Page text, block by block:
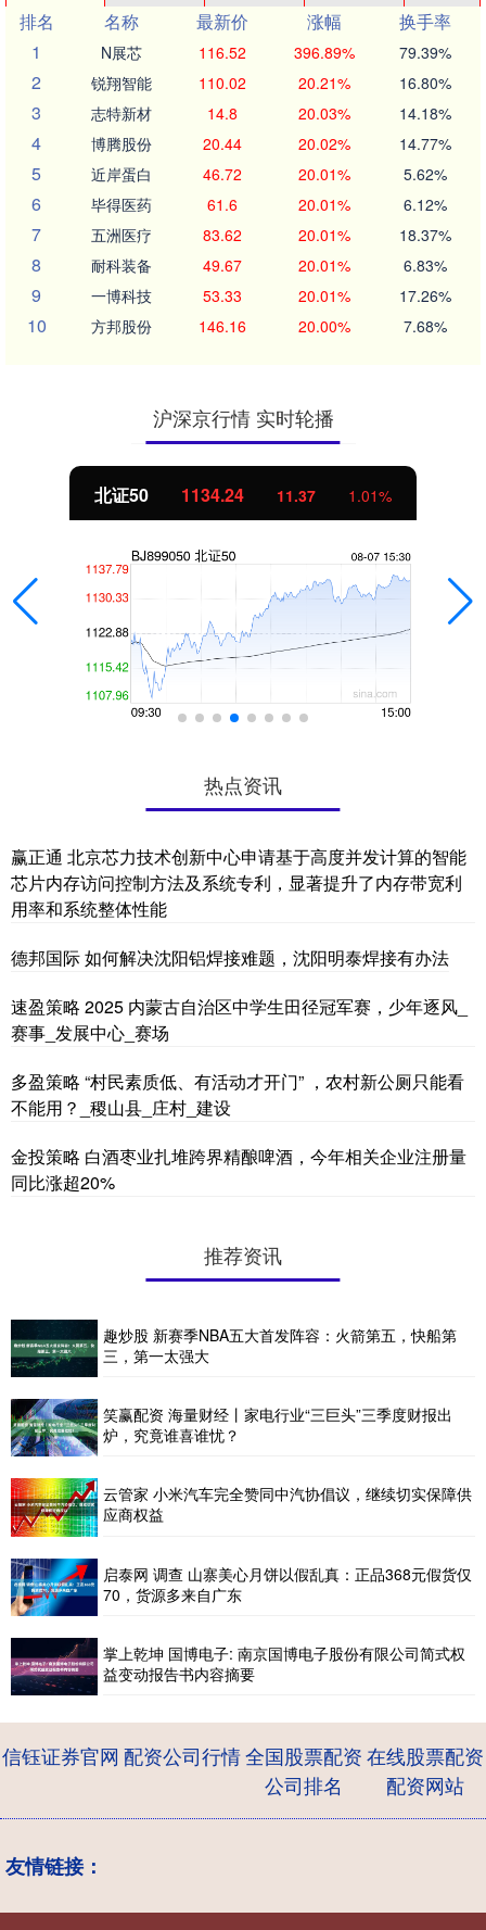
排名
名称 最新价 涨幅
换手率
1
N展芯 116.52 396.89% 79.39%
2 锐翔智能 110.02 20.21% 16.80%
3 志特新材 14.8 20.03% 14.18%
4 博腾股份 20.44 20.02% 14.77%
5 近岸蛋白 46.72 20.01% 5.62%
6 毕得医药 61.6 20.01% 6.12%
7 五洲医疗 83.62 20.01% 18.37%
8 耐科装备 49.67 20.01% 6.83%
9 一博科技 53.33 20.01% 17.26%
10 方邦股份 146.16 20.00% 7.68%
沪深京行情 实时轮播
北证50 1134.24 11.37 1.01%
热点资讯
赢正通 北京芯力技术创新中心申请基于高度并发计算的智能
芯片内存访问控制方法及系统专利，显著提升了内存带宽利
用率和系统整体性能
德邦国际 如何解决沈阳铝焊接难题，沈阳明泰焊接有办法
速盈策略 2025 内蒙古自治区中学生田径冠军赛，少年逐风_
赛事_发展中心_赛场
多盈策略 “村民素质低、有活动才开门” ，农村新公厕只能看
不能用？_稷山县_庄村_建设
金投策略 白酒枣业扎堆跨界精酿啤酒，今年相关企业注册量
同比涨超20%
推荐资讯
趣炒股 新赛季NBA五大首发阵容：火箭第五，快船第
三，第一太强大
笑赢配资 海量财经丨家电行业“三巨头”三季度财报出
炉，究竟谁喜谁忧？
云管家 小米汽车完全赞同中汽协倡议，继续切实保障供
应商权益
启泰网 调查 山寨美心月饼以假乱真：正品368元假货仅
70，货源多来自广东
掌上乾坤 国博电子: 南京国博电子股份有限公司简式权
益变动报告书内容摘要
信钰证券官网 配资公司行情全国股票配资
公司排名
在线股票配资
配资网站
友情链接：